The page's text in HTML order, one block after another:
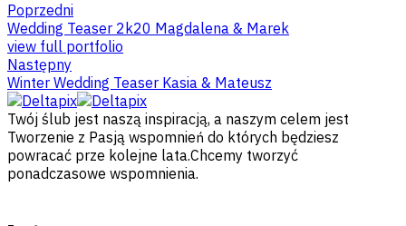
Poprzedni
Wedding Teaser 2k20 Magdalena & Marek
view full portfolio
Następny
Winter Wedding Teaser Kasia & Mateusz
Twój ślub jest naszą inspiracją, a naszym celem jest
Tworzenie z Pasją wspomnień do których będziesz
powracać prze kolejne lata.Chcemy tworzyć
ponadczasowe wspomnienia.